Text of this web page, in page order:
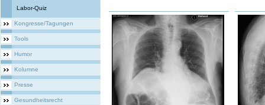
Labor-Quiz
Kongresse/Tagungen
Tools
Humor
Kolumne
Presse
Gesundheitsrecht